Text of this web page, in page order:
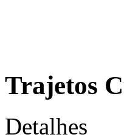
Trajetos
Detalhes